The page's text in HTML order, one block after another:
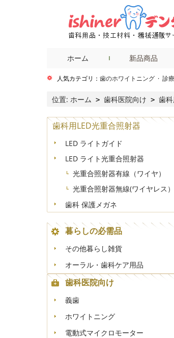
ホーム 新品商品
人気カテゴリ： 歯のホワイトニング · 診
位置: ホーム > 歯科医院向け > 歯
歯科用LED光重合照射器
LED ライトガイド
LED ライト光重合照射器
光重合照射器有線（ワイヤ）
光重合照射器無線(ワイヤレス）
歯科 保護メガネ
暮らしの必需品
その他暮らし雑貨
オーラル・歯科ケア用品
歯科医院向け
義歯
ホワイトニング
電動式マイクロモーター